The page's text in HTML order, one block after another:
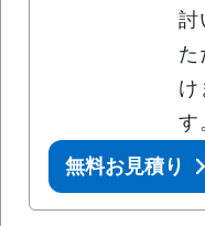
討
た
け
す
無料お見積り